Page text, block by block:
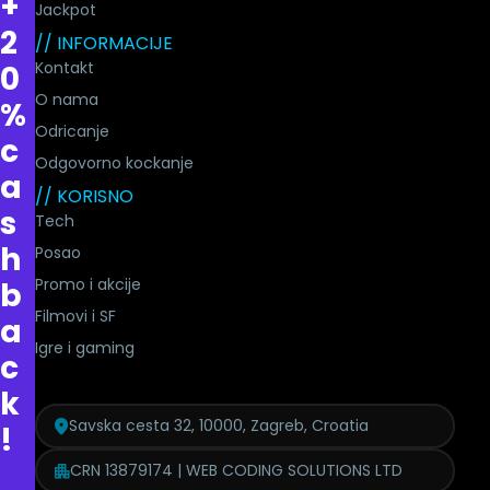
2
0
%
c
a
s
h
b
a
c
k
!
Jackpot
// INFORMACIJE
Kontakt
O nama
Odricanje
Odgovorno kockanje
// KORISNO
Tech
Posao
Promo i akcije
Filmovi i SF
Igre i gaming
Savska cesta 32, 10000, Zagreb, Croatia
CRN 13879174 | WEB CODING SOLUTIONS LTD